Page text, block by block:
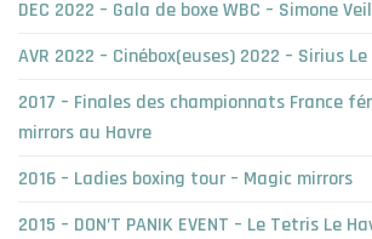
DEC 2022 – Gala de boxe WBC – Simone
AVR 2022 – Cinébox(euses) 2022 – Sirius
2017 – Finales des championnats France
mirrors au Havre
2016 – Ladies boxing tour – Magic mirrors
2015 – DON’T PANIK EVENT – Le Tetris Le